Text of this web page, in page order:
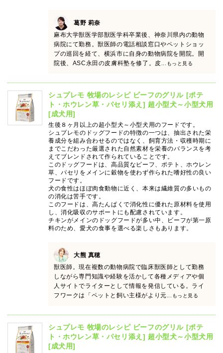
葛野 莉奈
麻布大学獣医学部獣医学科卒業後、神奈川県内の動物
病院にて勤務。獣医師の電話相談窓口やペットショッ
プの巡回を経て、横浜市に自身の動物病院を開院。開
院後、ASC永田の皮膚科塾を修了。皮
...もっと見る
シュプレモ 牧場のレシピ ビーフのグリル [ポテ
ト・ホウレン草・パセリ添え] 超小型犬～小型犬用
[成犬用]
生後８ヶ月以上の超小型犬～小型犬用のフードです。
シュプレモのドッグフードの特徴の一つは、抽出された栄
養成分を組み合わせるのではなく、飼育方法・収穫時期に
までこだわった厳選された自然素材を栄養のバランスを考
えてブレンドされて作られていることです。
このドッグフードは、高品質なビーフ、ポテト、ホウレン
草、パセリをメインに穀物を使わず作られた嗜好性の良い
フードです。
犬の食性はほぼ肉食動物に近く、本来は繊維質の多いもの
の消化は苦手です。
このフードは、高たんぱくで消化性に優れた原材料を使用
し、消化吸収のサポートにも配慮されています。
チキンがメインのドッグフードが多い中、ビーフが第一原
料のため、愛犬の食事を選べる楽しさもあります。
大熊 真穂
獣医師。現在複数の動物病院で臨床獣医師として勤務
しながら専門知識や経験を活かして各種メディアや個
人サイトでライターとして情報を発信している。ライ
フワークは「ペットと飼い主様がより元 ...もっと見る
シュプレモ 牧場のレシピ ビーフのグリル [ポテ
ト・ホウレン草・パセリ添え] 超小型犬～小型犬用
[成犬用]